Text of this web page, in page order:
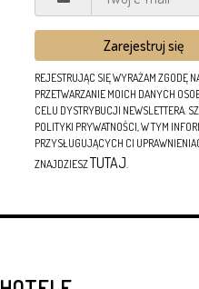
REJESTRUJĄC SIĘ WYRAŻAM ZGODĘ
PRZETWARZANIE MOICH DANYCH
CELU DYSTRYBUCJI NEWSLETTERA.
POLITYKI PRYWATNOŚCI, W TYM
PRZYSŁUGUJĄCYCH CI
ZNAJDZIESZTUTAJ